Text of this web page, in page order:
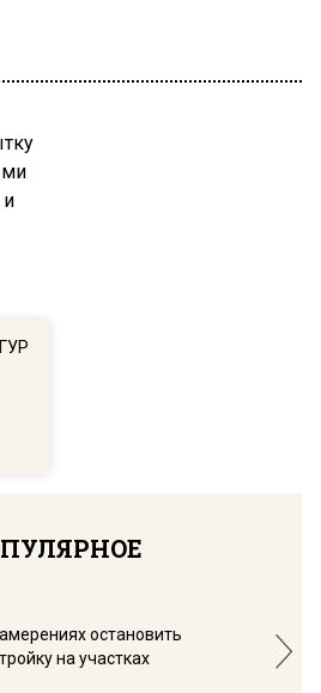
остановить
на участках